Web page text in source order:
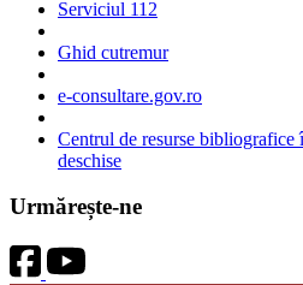
Serviciul 112
Ghid cutremur
e-consultare.gov.ro
Centrul de resurse
deschise
Urmărește-ne